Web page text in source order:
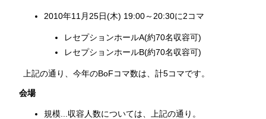
2010年11月25日(木) 19:00～20:30に2コマ
レセプションホールA(約70名収容可)
レセプションホールB(約70名収容可)
上記の通り、今年のBoFコマ数は、計5コマです。
会場
規模...収容人数については、上記の通り。